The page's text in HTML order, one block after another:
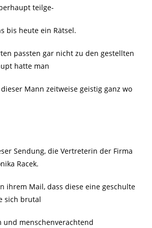
teilge-
bis heute ein Rätsel.
passten gar nicht zu den gestellten
hatte man
Mann zeitweise geistig ganz wo
Sendung, die Vertreterin der Firma
Racek.
ihrem Mail, dass diese eine geschulte
sich brutal
und menschenverachtend